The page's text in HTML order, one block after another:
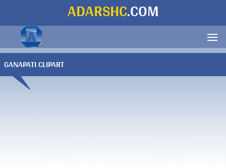
ADARSHC.COM
GANAPATI CLIPART